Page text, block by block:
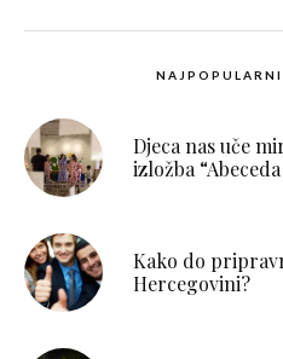
Djeca nas uče
izložba
Kako do
Hercegovini?